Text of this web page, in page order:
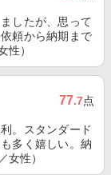
したが、思って
頼から納期まで
性）
77.7点
。スタンダード
多く嬉しい。納
女性）